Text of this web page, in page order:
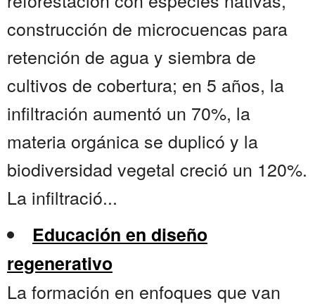
construcción de microcuencas para
retención de agua y siembra de
cultivos de cobertura; en 5 años, la
infiltración aumentó un 70%, la
materia orgánica se duplicó y la
biodiversidad vegetal creció un 120%.
La infiltració...
Educación en diseño
regenerativo
La formación en enfoques que van